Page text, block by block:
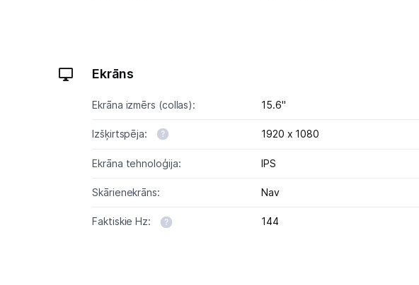
Ekrāns
Ekrāna izmērs (collas): 15.6"
Izšķirtspēja: 1920 x 1080
Ekrāna tehnoloģija: IPS
Skārienekrāns: Nav
Faktiskie Hz: 144